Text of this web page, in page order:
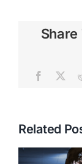
Facebook
Related